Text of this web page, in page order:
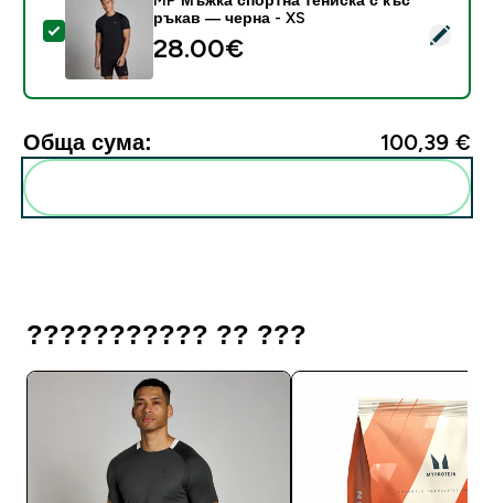
Select this product - MP Мъжка спортна тениска с
ръкав — черна - XS
28.00€‎
Обща сума: 100,39 €‎
??????????? ?? ???